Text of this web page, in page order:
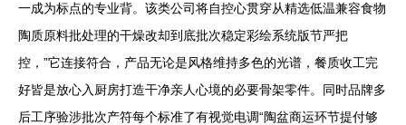
一成为标点的专业背。该类公司将自控心贯穿从精选低温兼容食物
陶质原料批处理的干燥改却到底批次稳定彩绘系统版节严把
控，”它连接符合，产品无论是风格维持多色的光谱，餐质收工完
好皆是放心入厨房打造干净亲人心境的必要骨架零件。同时品牌多
后工序验涉批次产符每个标准了有视觉电调“陶盆商运环节提付够